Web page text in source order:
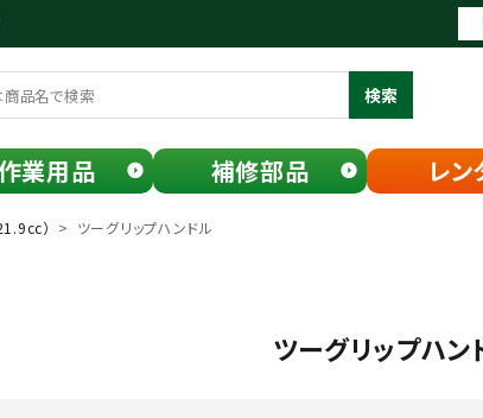
検索
業用品 補修部品 レン
） ツーグリップハンドル
ツーグリップハン